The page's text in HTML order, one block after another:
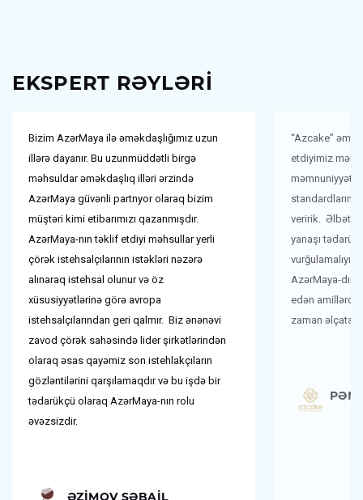
EKSPERT RƏYLƏRI
Bizim AzərMaya ilə əməkdaşlığımız uzun
illərə dayanır. Bu uzunmüddətli birgə
məhsuldar əməkdaşlıq illəri ərzində
AzərMaya güvənli partnyor olaraq bizim
müştəri kimi etibarımızı qazanmışdır.
AzərMaya-nın təklif etdiyi məhsullar yerli
çörək istehsalçılarının istəkləri nəzərə
alınaraq istehsal olunur və öz
xüsusiyyətlərinə görə avropa
istehsalçılarından geri qalmır. Biz ənənəvi
zavod çörək sahəsində lider şirkətlərindən
olaraq əsas qayəmiz son istehlakçıların
gözləntilərini qarşılamaqdır və bu işdə bir
tədarükçü olaraq AzərMaya-nın rolu
əvəzsizdir.
ƏZIMOV SƏBAIL
“Azcake”
etdiyimiz
veririk.
yanaşı
AzərMaya-dır.
edən
zaman əlçatan